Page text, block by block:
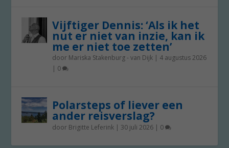
Vijftiger Dennis: ‘Als ik het
nut er niet van inzie, kan ik
me er niet toe zetten’
door Mariska Stakenburg - van Dijk | 4 augustus 2026
| 0
Polarsteps of liever een
ander reisverslag?
door Brigitte Leferink | 30 juli 2026 | 0